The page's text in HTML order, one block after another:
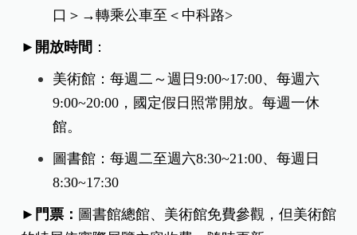
口＞→轉乘公車至＜中科路>
►開放時間 ：
美術館：每週二～週日9:00~17:00、每週六
9:00~20:00，國定假日照常開放。每週一休
館。
圖書館：每週二至週六8:30~21:00、每週日
8:30~17:30
►門票： 圖書館總館、美術館免費參觀，但美術館